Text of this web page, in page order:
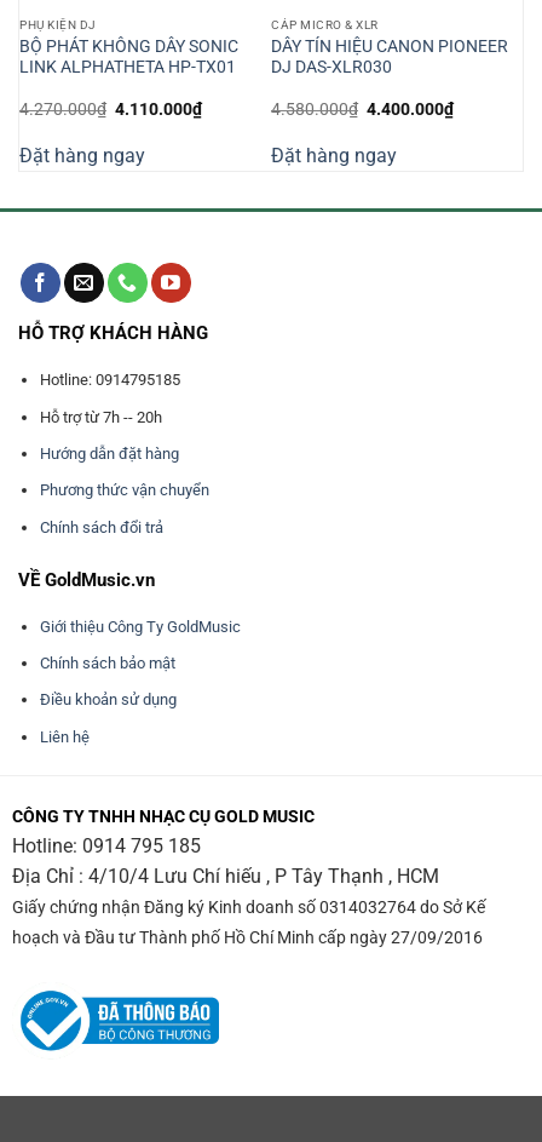
PHỤ KIỆN DJ
BỘ PHÁT KHÔNG DÂY SONIC
LINK ALPHATHETA HP-TX01
4.270.000₫ Giá
4.270.000₫.
4.110.000₫Giá
hiện
4.110.000₫.
Đặt hàng ngay
CÁP MICRO & XLR
DÂY TÍN HIỆU CANON PIONEER
DJ DAS-XLR030
4.580.000₫ Giá
4.580.000₫.
4.400.000₫Giá
hiện
Đặt hàng ngay
HỖ TRỢ KHÁCH HÀNG
Hotline: 0914795185
Hỗ trợ từ 7h -- 20h
Hướng dẫn đặt hàng
Phương thức vận chuyển
Chính sách đổi trả
VỀ GoldMusic.vn
Giới thiệu Công Ty GoldMusic
Chính sách bảo mật
Điều khoản sử dụng
Liên hệ
CÔNG TY TNHH NHẠC CỤ GOLD MUSIC
Hotline: 0914 795 185
Địa Chỉ : 4/10/4 Lưu Chí hiếu , P Tây Thạnh , HCM
Giấy chứng nhận Đăng ký Kinh doanh số 0314032764 do Sở Kế
hoạch và Đầu tư Thành phố Hồ Chí Minh cấp ngày 27/09/2016